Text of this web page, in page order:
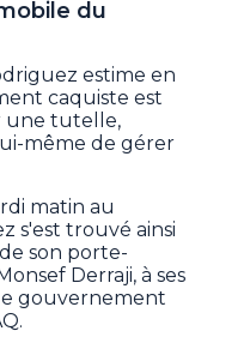
du
estime en
caquiste est
une tutelle,
même de gérer
matin au
s'est trouvé ainsi
son porte-
Derraji, à ses
gouvernement